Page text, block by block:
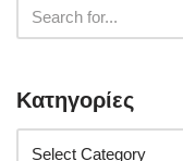
Κατηγορίες